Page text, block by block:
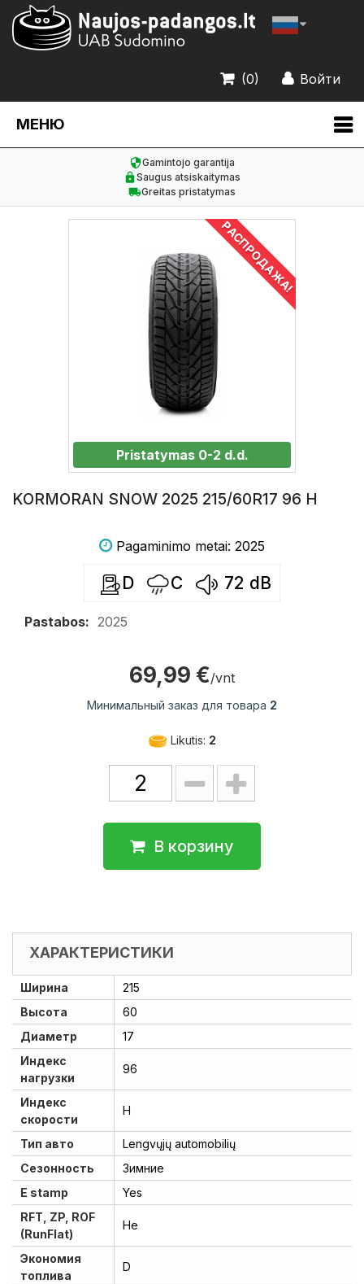
Войти
(0)
МЕНЮ
Gamintojo garantija
Saugus atsiskaitymas
Greitas pristatymas
РАСПРОДАЖА!
Pristatymas 0-2 d.d.
KORMORAN SNOW 2025 215/60R17 96 H
Pagaminimo metai: 2025
D C 72 dB
Pastabos: 2025
69,99 €/vnt
Минимальный заказ для товара 2
Likutis: 2
В корзину
ХАРАКТЕРИСТИКИ
Ширина
215
Высота
60
Диаметр
17
Индекс
нагрузки
96
Индекс
скорости
H
Тип авто
Lengvųjų automobilių
Сезонность
Зимние
E stamp
Yes
RFT, ZP, ROF
(RunFlat)
He
Экономия
топлива
D